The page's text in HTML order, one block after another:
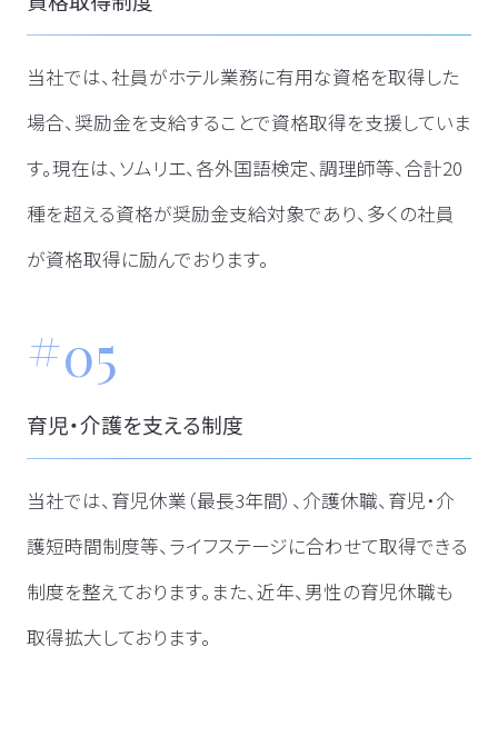
当社では、社員がホテル業務に有用な資格を取得した
場合、奨励金を支給することで資格取得を支援していま
す。現在は、ソムリエ、各外国語検定、調理師等、合計20
種を超える資格が奨励金支給対象であり、多くの社員
が資格取得に励んでおります。
05
育児・介護を支える制度
当社では、育児休業（最長3年間）、介護休職、育児・介
護短時間制度等、ライフステージに合わせて取得できる
制度を整えております。また、近年、男性の育児休職も
取得拡大しております。